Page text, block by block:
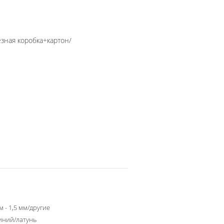
коробка+картон/
- 1,5 мм/другие
латунь